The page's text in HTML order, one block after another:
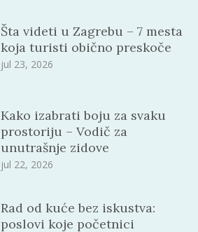
Šta videti u Zagrebu – 7 mesta
koja turisti obično preskoče
jul 23, 2026
Kako izabrati boju za svaku
prostoriju – Vodič za
unutrašnje zidove
jul 22, 2026
Rad od kuće bez iskustva:
poslovi koje početnici